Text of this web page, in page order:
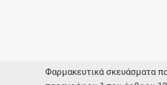
Φαρμακευτικά σκευάσματα